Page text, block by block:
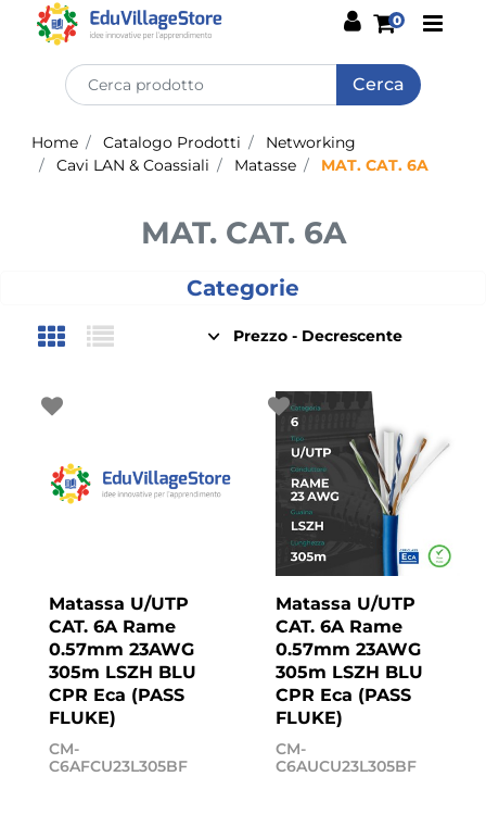
0
Home Catalogo Prodotti
Networking
Cavi LAN & Coassiali
Matasse MAT. CAT. 6A
MAT. CAT. 6A
Categorie
Matassa U/UTP
CAT. 6A Rame
0.57mm 23AWG
305m LSZH BLU
CPR Eca (PASS
FLUKE)
CM-
C6AFCU23L305BF
Matassa U/UTP
CAT. 6A Rame
0.57mm 23AWG
305m LSZH BLU
CPR Eca (PASS
FLUKE)
CM-
C6AUCU23L305BF